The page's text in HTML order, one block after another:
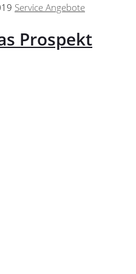
Service Angebote
Prospekt